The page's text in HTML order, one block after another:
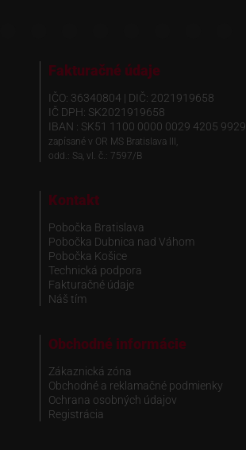
Fakturačné údaje
IČO: 36340804 | DIČ: 2021919658
IČ DPH: SK2021919658
IBAN : SK51 1100 0000 0029 4205 9929
zapísané v OR MS Bratislava III,
odd.: Sa, vl. č.: 7597/B
Kontakt
Pobočka Bratislava
Pobočka Dubnica nad Váhom
Pobočka Košice
Technická podpora
Fakturačné údaje
Náš tím
Obchodné informácie
Zákaznická zóna
Obchodné a reklamačné podmienky
Ochrana osobných údajov
Registrácia